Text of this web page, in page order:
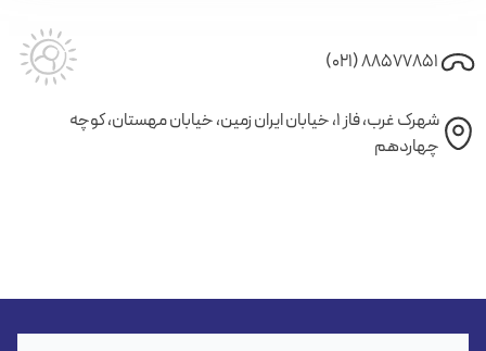
۸۸۵۷۷۸۵۱ (۰۲۱)
شهرک غرب، فاز ۱، خیابان ایران زمین، خیابان مهستان، کوچه
چهاردهم